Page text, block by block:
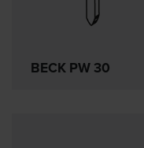
BECK PW 30